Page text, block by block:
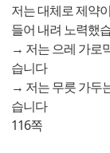
저는 대체로 제약
들어 내려 노력했
→ 저는 으레 가로
습니다
→ 저는 무릇 가두
습니다
116쪽